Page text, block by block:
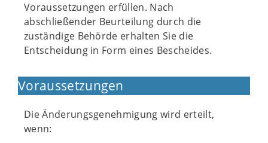
Voraussetzungen erfüllen. Nach
abschließender Beurteilung durch die
zuständige Behörde erhalten Sie die
Entscheidung in Form eines Bescheides.
Voraussetzungen
Die Änderungsgenehmigung wird erteilt,
wenn: